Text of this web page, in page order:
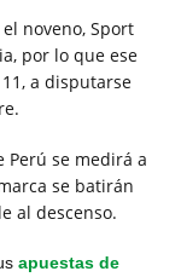
noveno, Sport
por lo que ese
a disputarse
Perú se medirá a
se batirán
al descenso.
apuestas de